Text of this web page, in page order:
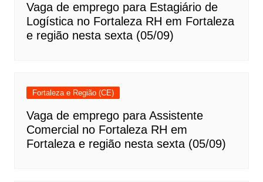
Vaga de emprego para Estagiário de
Logística no Fortaleza RH em Fortaleza
e região nesta sexta (05/09)
Fortaleza e Região (CE)
Vaga de emprego para Assistente
Comercial no Fortaleza RH em
Fortaleza e região nesta sexta (05/09)